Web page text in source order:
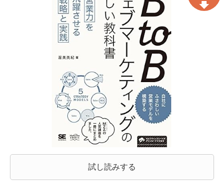
試し読みする